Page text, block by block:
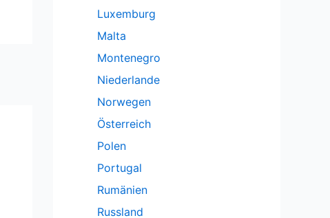
Luxemburg
Malta
Montenegro
Niederlande
Norwegen
Österreich
Polen
Portugal
Rumänien
Russland